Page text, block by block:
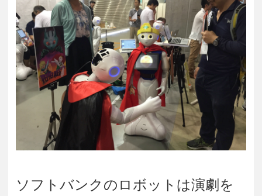
ソフトバンクのロボットは演劇を